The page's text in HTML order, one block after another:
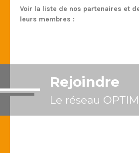
Voir la liste de nos partenaires et
leurs membres :
Rejoindre
Le réseau